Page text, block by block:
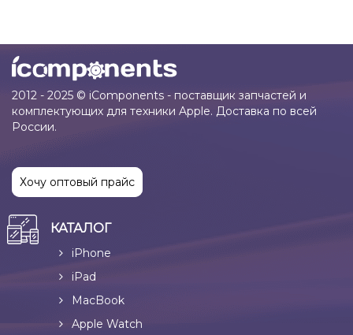
2012 - 2025 © iComponents - поставщик запчастей и
комплектующих для техники Apple. Доставка по всей
России.
Хочу оптовый прайс
КАТАЛОГ
iPhone
iPad
MacBook
Apple Watch